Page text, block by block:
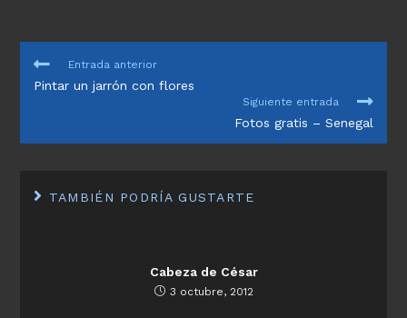
LEER
ARTÍCULOS
Entrada anterior
Pintar un jarrón con flores
Siguiente entrada
Fotos gratis – Senegal
TAMBIÉN PODRÍA GUSTARTE
Cabeza de César
3 octubre, 2012